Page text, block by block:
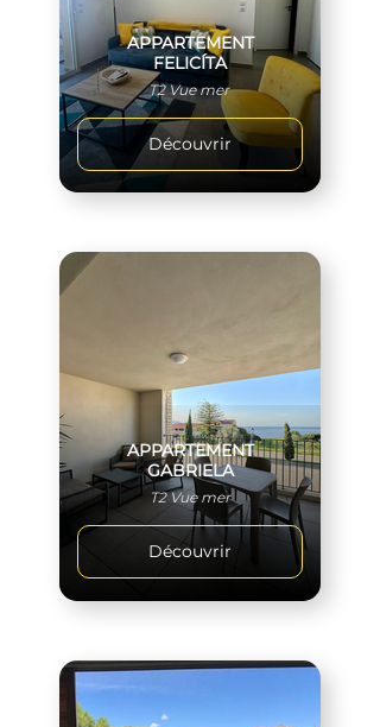
APPARTEMENT
FELICÍTA
T2 Vue mer
Découvrir
APPARTEMENT
GABRIELA
T2 Vue mer
Découvrir